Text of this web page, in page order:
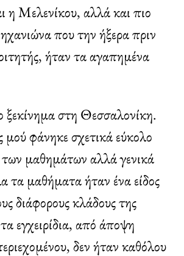
η Μελενίκου, αλλά και πιο
που την ήξερα πριν
ήταν τα αγαπημένα
ξεκίνημα στη Θεσσαλονίκη.
φάνηκε σχετικά εύκολο
των μαθημάτων αλλά γενικά
τα μαθήματα ήταν ένα είδος
διάφορους κλάδους της
εγχειρίδια, από άποψη
δεν ήταν καθόλου